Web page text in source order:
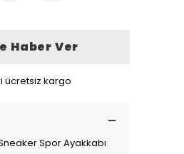
Haber Ver
ücretsiz kargo
Spor Ayakkabı